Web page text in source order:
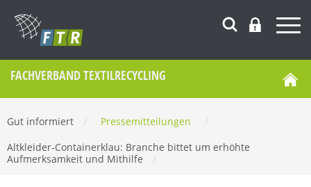
FACHVERBAND TEXTILRECYCLING
Gut informiert Pressemitteilungen
Altkleider-Containerklau: Branche bittet um erhöhte
Aufmerksamkeit und Mithilfe